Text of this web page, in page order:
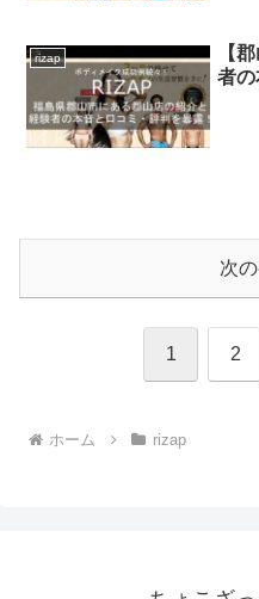
rizap
【
者の
次
1 2
ホーム rizap